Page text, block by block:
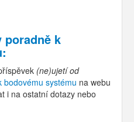
poradně k
:
(ne)ujetí od
bodovému systému na webu
i na ostatní dotazy nebo